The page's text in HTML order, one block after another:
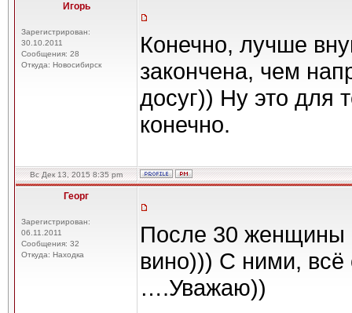
Игорь
Зарегистрирован:
30.10.2011
Сообщения: 28
Откуда: Новосибирск
Конечно, лучше
закончена, чем
досуг)) Ну это для
конечно.
Вс Дек 13, 2015 8:35 pm
Георг
Зарегистрирован:
06.11.2011
Сообщения: 32
Откуда: Находка
После 30
вино))) С ними, всё
….Уважаю))